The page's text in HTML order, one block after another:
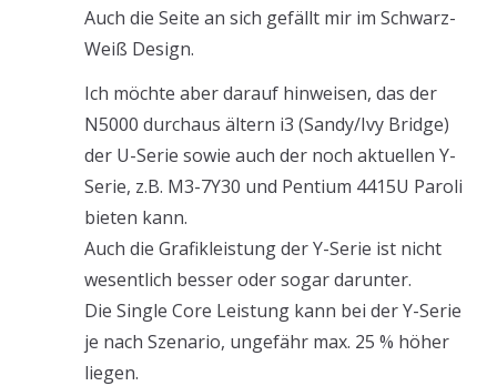
Auch die Seite an sich gefällt mir im Schwarz-
Weiß Design.
Ich möchte aber darauf hinweisen, das der
N5000 durchaus ältern i3 (Sandy/Ivy Bridge)
der U-Serie sowie auch der noch aktuellen Y-
Serie, z.B. M3-7Y30 und Pentium 4415U Paroli
bieten kann.
Auch die Grafikleistung der Y-Serie ist nicht
wesentlich besser oder sogar darunter.
Die Single Core Leistung kann bei der Y-Serie
je nach Szenario, ungefähr max. 25 % höher
liegen.